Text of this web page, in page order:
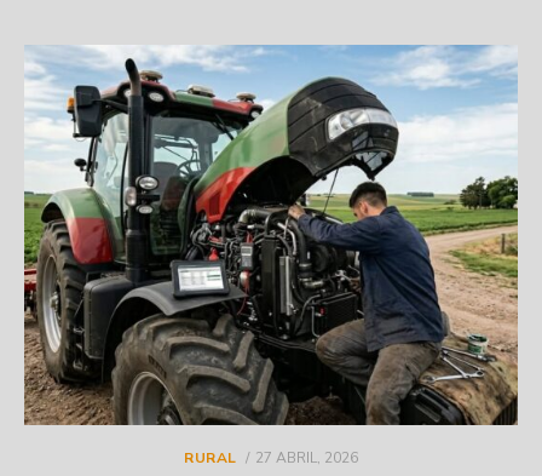
RURAL
POSTED
27 ABRIL, 2026